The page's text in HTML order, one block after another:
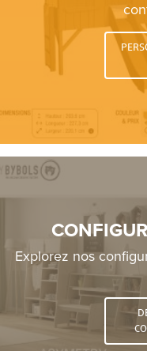
Explorez nos